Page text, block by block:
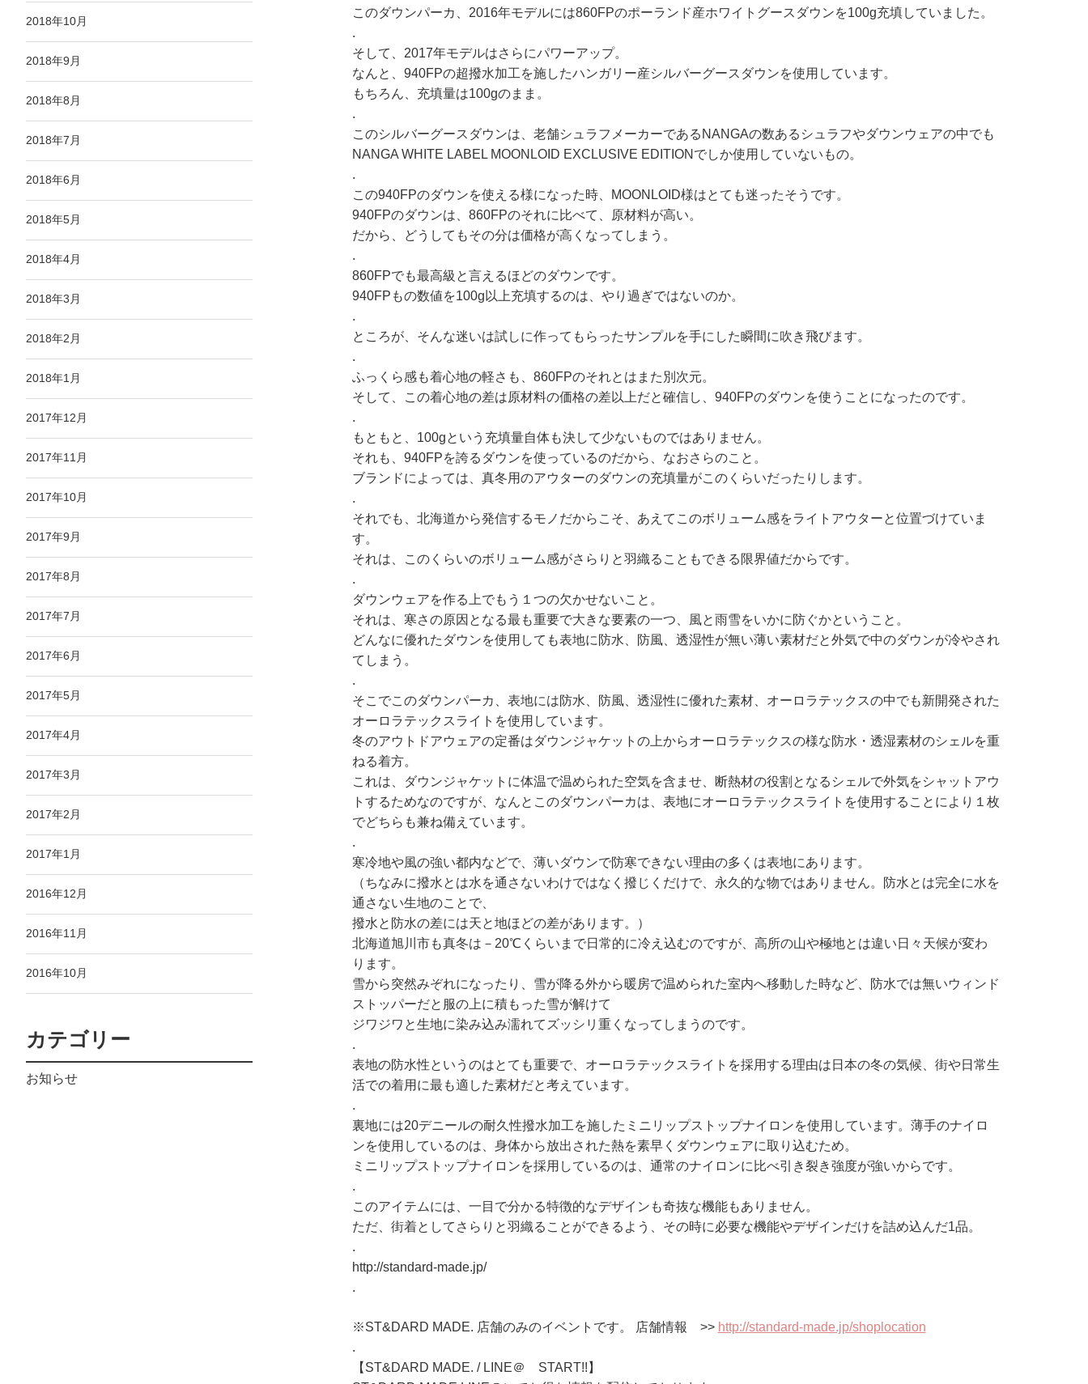
2018年10月
2018年9月
2018年8月
2018年7月
2018年6月
2018年5月
2018年4月
2018年3月
2018年2月
2018年1月
2017年12月
2017年11月
2017年10月
2017年9月
2017年8月
2017年7月
2017年6月
2017年5月
2017年4月
2017年3月
2017年2月
2017年1月
2016年12月
2016年11月
2016年10月
カテゴリー
お知らせ
このダウンパーカ、2016年モデルには860FPのポーランド産ホワイトグースダウンを100g充填していました。
.
そして、2017年モデルはさらにパワーアップ。
なんと、940FPの超撥水加工を施したハンガリー産シルバーグースダウンを使用しています。
もちろん、充填量は100gのまま。
.
このシルバーグースダウンは、老舗シュラフメーカーであるNANGAの数あるシュラフやダウンウェアの中でも
NANGA WHITE LABEL MOONLOID EXCLUSIVE EDITIONでしか使用していないもの。
.
この940FPのダウンを使える様になった時、MOONLOID様はとても迷ったそうです。
940FPのダウンは、860FPのそれに比べて、原材料が高い。
だから、どうしてもその分は価格が高くなってしまう。
.
860FPでも最高級と言えるほどのダウンです。
940FPもの数値を100g以上充填するのは、やり過ぎではないのか。
.
ところが、そんな迷いは試しに作ってもらったサンプルを手にした瞬間に吹き飛びます。
.
ふっくら感も着心地の軽さも、860FPのそれとはまた別次元。
そして、この着心地の差は原材料の価格の差以上だと確信し、940FPのダウンを使うことになったのです。
.
もともと、100gという充填量自体も決して少ないものではありません。
それも、940FPを誇るダウンを使っているのだから、なおさらのこと。
ブランドによっては、真冬用のアウターのダウンの充填量がこのくらいだったりします。
.
それでも、北海道から発信するモノだからこそ、あえてこのボリューム感をライトアウターと位置づけていま
す。
それは、このくらいのボリューム感がさらりと羽織ることもできる限界値だからです。
.
ダウンウェアを作る上でもう１つの欠かせないこと。
それは、寒さの原因となる最も重要で大きな要素の一つ、風と雨雪をいかに防ぐかということ。
どんなに優れたダウンを使用しても表地に防水、防風、透湿性が無い薄い素材だと外気で中のダウンが冷やされ
てしまう。
.
そこでこのダウンパーカ、表地には防水、防風、透湿性に優れた素材、オーロラテックスの中でも新開発された
オーロラテックスライトを使用しています。
冬のアウトドアウェアの定番はダウンジャケットの上からオーロラテックスの様な防水・透湿素材のシェルを重
ねる着方。
これは、ダウンジャケットに体温で温められた空気を含ませ、断熱材の役割となるシェルで外気をシャットアウ
トするためなのですが、なんとこのダウンパーカは、表地にオーロラテックスライトを使用することにより１枚
でどちらも兼ね備えています。
.
寒冷地や風の強い都内などで、薄いダウンで防寒できない理由の多くは表地にあります。
（ちなみに撥水とは水を通さないわけではなく撥じくだけで、永久的な物ではありません。防水とは完全に水を
通さない生地のことで、
撥水と防水の差には天と地ほどの差があります。）
北海道旭川市も真冬は－20℃くらいまで日常的に冷え込むのですが、高所の山や極地とは違い日々天候が変わ
ります。
雪から突然みぞれになったり、雪が降る外から暖房で温められた室内へ移動した時など、防水では無いウィンド
ストッパーだと服の上に積もった雪が解けて
ジワジワと生地に染み込み濡れてズッシリ重くなってしまうのです。
.
表地の防水性というのはとても重要で、オーロラテックスライトを採用する理由は日本の冬の気候、街や日常生
活での着用に最も適した素材だと考えています。
.
裏地には20デニールの耐久性撥水加工を施したミニリップストップナイロンを使用しています。薄手のナイロ
ンを使用しているのは、身体から放出された熱を素早くダウンウェアに取り込むため。
ミニリップストップナイロンを採用しているのは、通常のナイロンに比べ引き裂き強度が強いからです。
.
このアイテムには、一目で分かる特徴的なデザインも奇抜な機能もありません。
ただ、街着としてさらりと羽織ることができるよう、その時に必要な機能やデザインだけを詰め込んだ1品。
.
http://standard-made.jp/
.
※ST&DARD MADE. 店舗のみのイベントです。 店舗情報 >> http://standard-made.jp/shoplocation
.
【ST&DARD MADE. / LINE＠ START!!】